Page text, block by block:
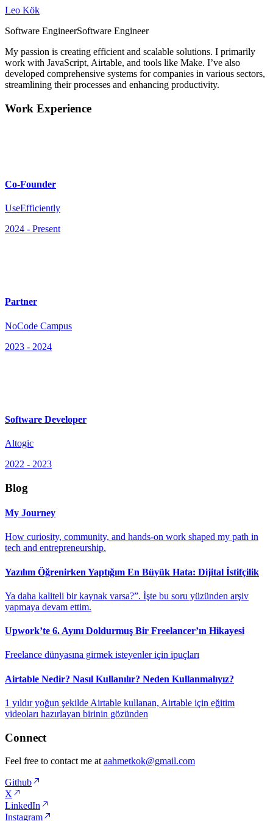
Leo Kök
Software EngineerSoftware Engineer
My passion is creating efficient and scalable solutions. I primarily
work with JavaScript, Airtable, and tools like Make. I’ve also
developed comprehensive systems for companies in various sectors,
streamlining their processes and enhancing productivity.
Work Experience
Co-Founder
UseEfficiently
2024 - Present
Partner
NoCode Campus
2023 - 2024
Software Developer
Altogic
2022 - 2023
Blog
My Journey
How curiosity, community, and hands-on work shaped my path in
tech and entrepreneurship.
Yazılım Öğrenirken Yaptığım En Büyük Hata: Dijital İstifçilik
Ya daha kaliteli bir kaynak varsa?”. İşte bu soru yüzünden arşiv
yapmaya devam ettim.
Upwork’te 6. Ayını Doldurmuş Bir Freelancer’ın Hikayesi
Freelance dünyasına girmek isteyenler için ipuçları
Airtable Nedir? Nasıl Kullanılır? Neden Kullanmalıyız?
1 yıldır yoğun şekilde Airtable kullanan, Airtable için eğitim
videoları hazırlayan birinin gözünden
Connect
Feel free to contact me at aahmetkok@gmail.com
Github
X
LinkedIn
Instagram